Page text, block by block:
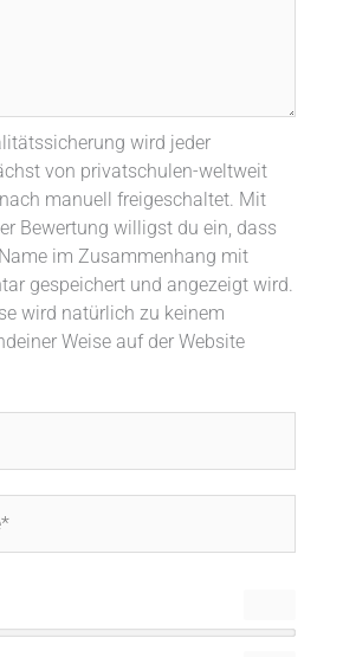
wird jeder
von privatschulen-weltweit
manuell freigeschaltet. Mit
Bewertung willigst du ein, dass
im Zusammenhang mit
gespeichert und angezeigt wird.
wird natürlich zu keinem
Weise auf der Website